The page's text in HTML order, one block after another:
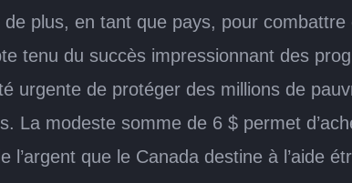
plus, en tant que pays, pour
tenu du succès impressionnant des
urgente de protéger des millions de
La modeste somme de 6 $ permet
l’argent que le Canada destine à l’aide